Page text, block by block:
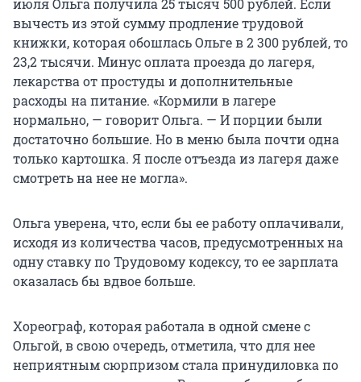
июля Ольга получила 25 тысяч 500 рублей. Если
вычесть из этой сумму продление трудовой
книжки, которая обошлась Ольге в 2 300 рублей, то
23,2 тысячи. Минус оплата проезда до лагеря,
лекарства от простуды и дополнительные
расходы на питание. «Кормили в лагере
нормально, — говорит Ольга. — И порции были
достаточно большие. Но в меню была почти одна
только картошка. Я после отъезда из лагеря даже
смотреть на нее не могла».
Ольга уверена, что, если бы ее работу оплачивали,
исходя из количества часов, предусмотренных на
одну ставку по Трудовому кодексу, то ее зарплата
оказалась бы вдвое больше.
Хореограф, которая работала в одной смене с
Ольгой, в свою очередь, отметила, что для нее
неприятным сюрпризом стала принудиловка по